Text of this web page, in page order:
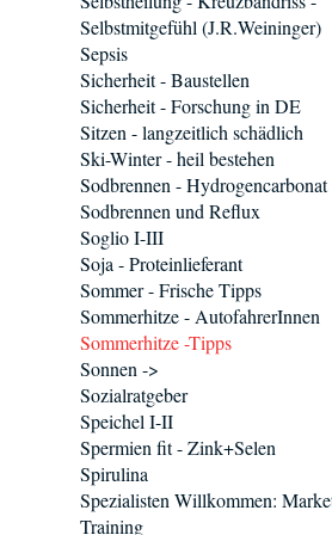
Selbstmitgefühl (J.R.Weininger)
Sepsis
Sicherheit - Baustellen
Sicherheit - Forschung in DE
Sitzen - langzeitlich schädlich
Ski-Winter - heil bestehen
Sodbrennen - Hydrogencarbonat
Sodbrennen und Reflux
Soglio I-III
Soja - Proteinlieferant
Sommer - Frische Tipps
Sommerhitze - AutofahrerInnen
Sommerhitze -Tipps
Sonnen ->
Sozialratgeber
Speichel I-II
Spermien fit - Zink+Selen
Spirulina
Spezialisten Willkommen:
Training